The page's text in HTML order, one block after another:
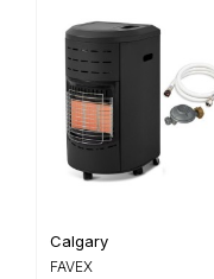
Calgary
FAVEX